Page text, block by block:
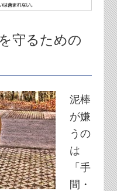
守るための
泥棒
が嫌
うの
は
「手
間・